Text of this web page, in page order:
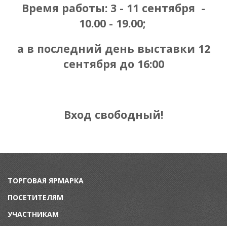
Время работы: 3 - 11 сентября -
10.00 - 19.00;
а в последний день выставки 12
сентября до 16:00
Вход свободный!
ТОРГОВАЯ ЯРМАРКА
ПОСЕТИТЕЛЯМ
УЧАСТНИКАМ